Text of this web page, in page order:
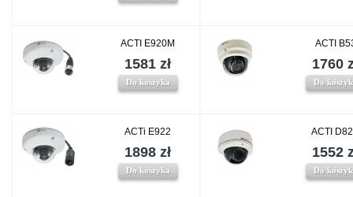
ACTI E920M
1581 zł
Do koszyka
ACTI
1760
Do
ACTi E922
1898 zł
Do koszyka
ACTI
1552
Do